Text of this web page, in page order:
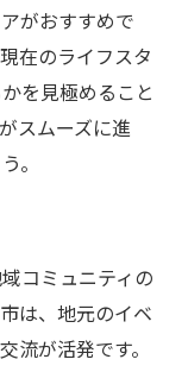
がおすすめで
在のライフスタ
を見極めること
スムーズに進
。
コミュニティの
は、地元のイベ
流が活発です。